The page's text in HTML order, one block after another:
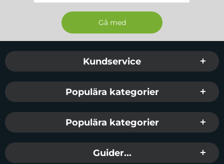
Sidfot Blandad info och länkar
Kundservice
Populära kategorier
Populära kategorier
Guider...